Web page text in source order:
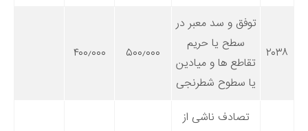
۲۰۳۸
توفق و سد معبر در
سطح یا حریم
تقاطع ها و میادین
یا سطوح شطرنجی
۵۰۰٫۰۰۰ ۴۰۰٫۰۰۰
تصادف ناشی از